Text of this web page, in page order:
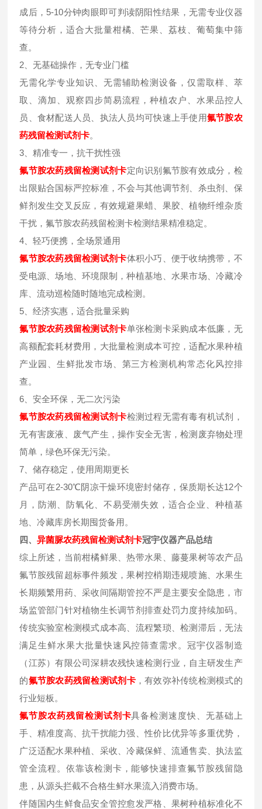
成后，5-10分钟肉眼即可判读阴阳性结果，无需专业仪器
等待分析，适合大批量柑橘、芒果、荔枝、葡萄集中筛
查。
2、无基础操作，无专业门槛
无需化学专业知识、无需辅助检测设备，仅需取样、萃
取、滴加、观察四步简易流程，种植农户、水果品控人
员、食材配送人员、执法人员均可快速上手使用氟节胺农
药残留检测试剂卡。
3、精准专一，抗干扰性强
氟节胺农药残留检测试剂卡定向识别氟节胺有效成分，检
出限贴合国标严控标准，不会与其他调节剂、杀虫剂、保
鲜剂发生交叉反应，有效规避果蜡、果胶、植物纤维杂质
干扰，氟节胺农药残留检测卡检测结果精准稳定。
4、轻巧便携，全场景通用
氟节胺农药残留检测试剂卡体积小巧、便于收纳携带，不
受电源、场地、环境限制，种植基地、水果市场、冷藏冷
库、流动巡检随时随地完成检测。
5、经济实惠，适合批量采购
氟节胺农药残留检测试剂卡单张检测卡采购成本低廉，无
高额配套耗材费用，大批量检测成本可控，适配水果种植
产业园、生鲜批发市场、第三方检测机构常态化风控排
查。
6、安全环保，无二次污染
氟节胺农药残留检测试剂卡检测过程无需有毒有机试剂，
无有害废液、废气产生，操作安全无害，检测废弃物处理
简单，绿色环保无污染。
7、储存稳定，使用周期更长
产品可在2-30℃阴凉干燥环境密封储存，保质期长达12个
月，防潮、防氧化、不易受潮失效，适合企业、种植基
地、冷藏库房长期囤货备用。
四、异菌脲农药残留检测试剂卡冠宇仪器产品总结
综上所述，当前柑橘鲜果、热带水果、藤蔓果树等农产品
氟节胺残留超标事件频发，果树控梢期违规喷施、水果生
长期频繁用药、采收间隔期管控不严是主要安全隐患，市
场监管部门针对植物生长调节剂排查处罚力度持续加码。
传统实验室检测模式成本高、流程繁琐、检测滞后，无法
满足生鲜水果大批量快速风控筛查需求。冠宇仪器制造
（江苏）有限公司深耕农残快速检测行业，自主研发生产
的氟节胺农药残留检测试剂卡，有效弥补传统检测模式的
行业短板。
氟节胺农药残留检测试剂卡具备检测速度快、无基础上
手、精准度高、抗干扰能力强、性价比优异等多重优势，
广泛适配水果种植、采收、冷藏保鲜、流通售卖、执法监
管全流程。依靠该检测卡，能够快速排查氟节胺残留隐
患，从源头拦截不合格生鲜水果流入消费市场。
伴随国内生鲜食品安全管控愈发严格、果树种植标准化不